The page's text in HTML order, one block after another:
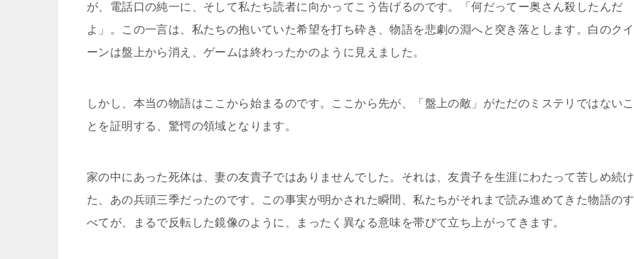
が、電話口の純一に、そして私たち読者に向かってこう告げるのです。「何だってー奥さん殺したんだ
よ」。この一言は、私たちの抱いていた希望を打ち砕き、物語を悲劇の淵へと突き落とします。白のクイ
ーンは盤上から消え、ゲームは終わったかのように見えました。
しかし、本当の物語はここから始まるのです。ここから先が、「盤上の敵」がただのミステリではないこ
とを証明する、驚愕の領域となります。
家の中にあった死体は、妻の友貴子ではありませんでした。それは、友貴子を生涯にわたって苦しめ続け
た、あの兵頭三季だったのです。この事実が明かされた瞬間、私たちがそれまで読み進めてきた物語のす
べてが、まるで反転した鏡像のように、まったく異なる意味を帯びて立ち上がってきます。